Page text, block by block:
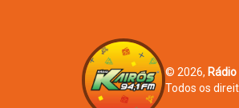
© 2026,
Todos os